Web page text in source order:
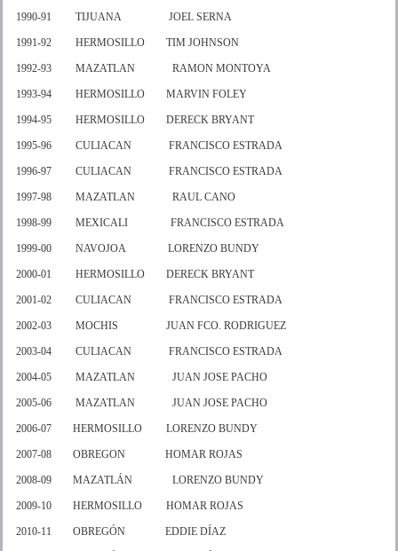
1990-91 TIJUANA JOEL SERNA
1991-92 HERMOSILLO TIM JOHNSON
1992-93 MAZATLAN RAMON MONTOYA
1993-94 HERMOSILLO MARVIN FOLEY
1994-95 HERMOSILLO DERECK BRYANT
1995-96 CULIACAN FRANCISCO ESTRADA
1996-97 CULIACAN FRANCISCO ESTRADA
1997-98 MAZATLAN RAUL CANO
1998-99 MEXICALI FRANCISCO ESTRADA
1999-00 NAVOJOA LORENZO BUNDY
2000-01 HERMOSILLO DERECK BRYANT
2001-02 CULIACAN FRANCISCO ESTRADA
2002-03 MOCHIS JUAN FCO. RODRIGUEZ
2003-04 CULIACAN FRANCISCO ESTRADA
2004-05 MAZATLAN JUAN JOSE PACHO
2005-06 MAZATLAN JUAN JOSE PACHO
2006-07 HERMOSILLO LORENZO BUNDY
2007-08 OBREGON HOMAR ROJAS
2008-09 MAZATLÁN LORENZO BUNDY
2009-10 HERMOSILLO HOMAR ROJAS
2010-11 OBREGÓN EDDIE DÍAZ